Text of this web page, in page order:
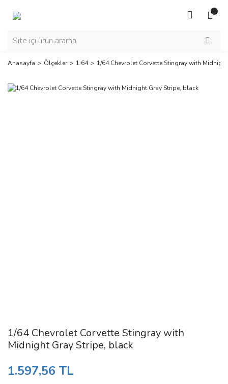
Anasayfa Ölçekler 1:64 1/64 Chevrolet Corvette Stingray with
1/64 Chevrolet Corvette Stingray with
Midnight Gray Stripe, black
1.597,56 TL